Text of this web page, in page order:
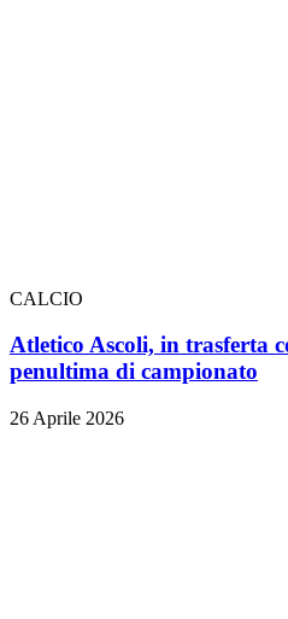
CALCIO
Atletico Ascoli, in trasferta
penultima di campionato
26 Aprile 2026